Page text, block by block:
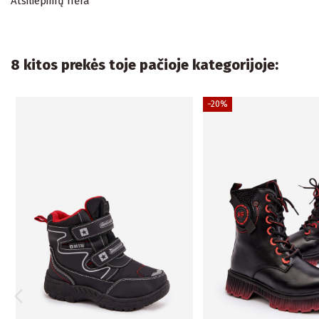
8 kitos prekės toje pačioje kategorijoje:
−20%